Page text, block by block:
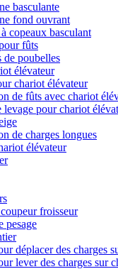
basculante
fond ouvrant
copeaux basculant
fûts
de poubelles
élévateur
chariot élévateur
de fûts avec chariot
levage pour chariot
de charges longues
élévateur
froisseur
pesage
déplacer des charges
lever des charges sur